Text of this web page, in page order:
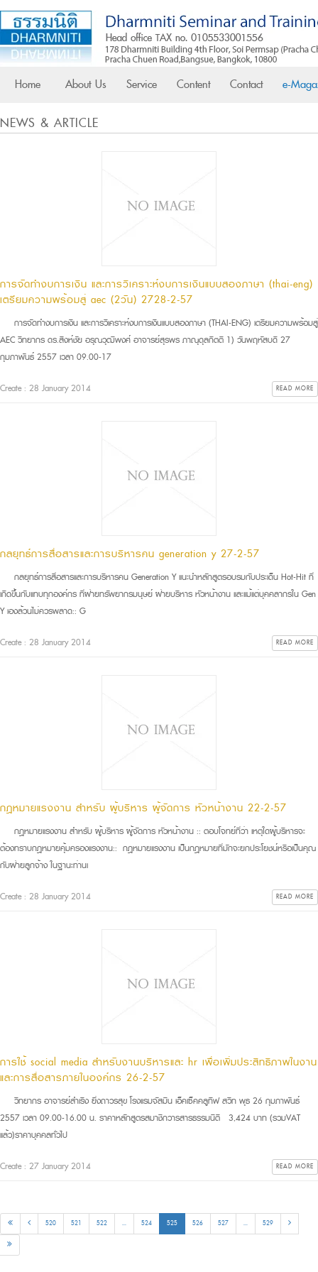
Home About Us Service Content Contact e-
NEWS & ARTICLE
การจัดทำงบการเงิน และการวิเคราะห์งบการเงินแบบสองภาษา (thai-eng)
เตรียมความพร้อมสู่ aec (2วัน) 2728-2-57
การจัดทำงบการเงิน และการวิเคราะห์งบการเงินแบบสองภาษา (THAI-ENG) เตรียมความพร้อมสู่
AEC วิทยากร ดร.สิงห์ชัย อรุณวุฒิพงศ์ อาจารย์สุรพร ภาณุดุลกิตติ 1) วันพฤหัสบดี 27
กุมภาพันธ์ 2557 เวลา 09.00-17
Create : 28 January 2014 READ MORE
กลยุทธ์การสื่อสารและการบริหารคน generation y 27-2-57
กลยุทธ์การสื่อสารและการบริหารคน Generation Y แนะนำหลักสูตรอบรมกับประเด็น Hot-Hit ที่
เกิดขึ้นกับแทบทุกองค์กร ที่ฝ่ายทรัพยากรมนุษย์ ฝ่ายบริหาร หัวหน้างาน และแม้แต่บุคคลากรใน Gen
Y เองล้วนไม่ควรพลาด:: G
Create : 28 January 2014 READ MORE
กฎหมายแรงงาน สำหรับ ผู้บริหาร ผู้จัดการ หัวหน้างาน 22-2-57
กฎหมายแรงงาน สำหรับ ผู้บริหาร ผู้จัดการ หัวหน้างาน :: ตอบโจทย์ที่ว่า เหตุใดผู้บริหารจะ
ต้องทราบกฎหมายคุ้มครองแรงงาน:: กฎหมายแรงงาน เป็นกฎหมายที่มักจะยกประโยชน์หรือเป็นคุณ
กับฝ่ายลูกจ้าง ในฐานะท่านเ
Create : 28 January 2014 READ MORE
การใช้ social media สำหรับงานบริหารและ hr เพื่อเพิ่มประสิทธิภาพในงาน
และการสื่อสารภายในองค์กร 26-2-57
วิทยากร อาจารย์สำเริง ยิ่งถาวรสุข โรงแรมจัสมิน เอ็คเซ็คคลูทีฟ สวีท พุธ 26 กุมภาพันธ์
2557 เวลา 09.00-16.00 น. ราคาหลักสูตรสมาชิกวารสารธรรมนิติ 3,424 บาท (รวมVAT
แล้ว)ราคาบุคคลทั่วไป
Create : 27 January 2014 READ MORE
520 521 522 ... 524 525 526 527 ... 529